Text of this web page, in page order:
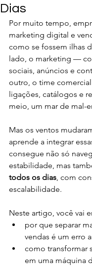
Dias
Por muito tempo,
marketing digital e
como se fossem ilhas
lado, o marketing —
sociais, anúncios e
outro, o time
ligações, catálogos e
meio, um mar de mal-
Mas os ventos
aprende a integrar
consegue não só
estabilidade, mas
todos os dias, com
escalabilidade.
Neste artigo, você vai
por que separar
vendas é um erro
como transformar
em uma máquina